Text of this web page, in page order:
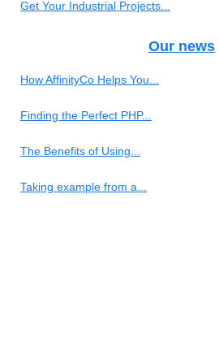
Get Your Industrial Projects...
Our news
How AffinityCo Helps You...
Finding the Perfect PHP...
The Benefits of Using...
Taking example from a...